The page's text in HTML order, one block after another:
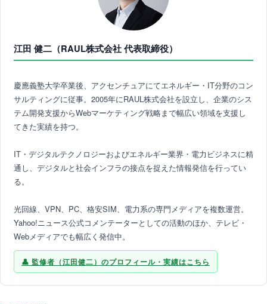
江田 健二（RAUL株式会社 代表取締役）
慶應義塾大学卒業後、アクセンチュアにてエネルギー・IT分野のコン
サルティングに従事。2005年にRAUL株式会社を設立し、企業のシス
テム開発支援からWebマーケティング戦略まで幅広い領域を支援し
てきた実績を持つ。
IT・デジタルテクノロジーおよびエネルギー業界・電力ビジネスに精
通し、デジタルと社会インフラの接点を捉えた情報発信を行ってい
る。
光回線、VPN、PC、格安SIM、電力系の専門メディアを複数運営。
Yahoo!ニュース公式コメンテーターとしての活動のほか、テレビ・
Webメディアでも幅広く発信中。
監修者（江田健二）のプロフィール・実績はこちら